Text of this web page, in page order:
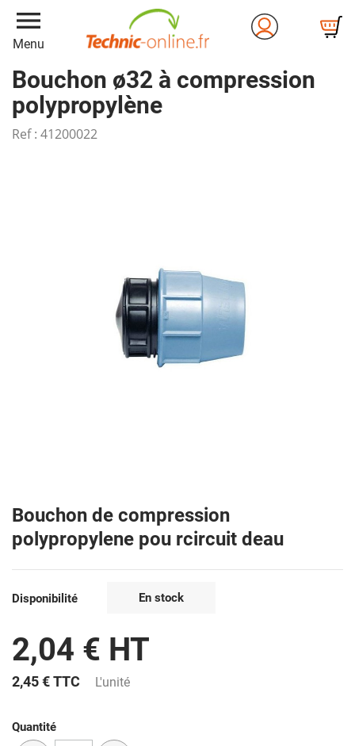
menu
Menu
Bouchon ø32 à compression
polypropylène
Ref : 41200022
Bouchon de compression
polypropylene pou rcircuit deau
Disponibilité En stock
2,04 € HT
2,45 €TTC L'unité
Quantité